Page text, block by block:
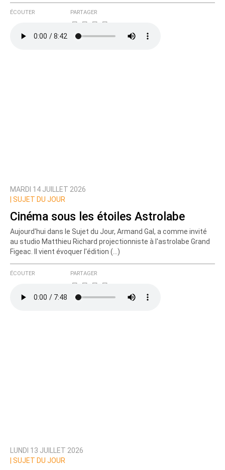
ÉCOUTER PARTAGER
MARDI 14 JUILLET 2026
SUJET DU JOUR
Cinéma sous les étoiles Astrolabe
Aujourd'hui dans le Sujet du Jour, Armand Gal, a comme invité
au studio Matthieu Richard projectionniste à l'astrolabe Grand
Figeac. Il vient évoquer l'édition (…)
ÉCOUTER PARTAGER
LUNDI 13 JUILLET 2026
SUJET DU JOUR